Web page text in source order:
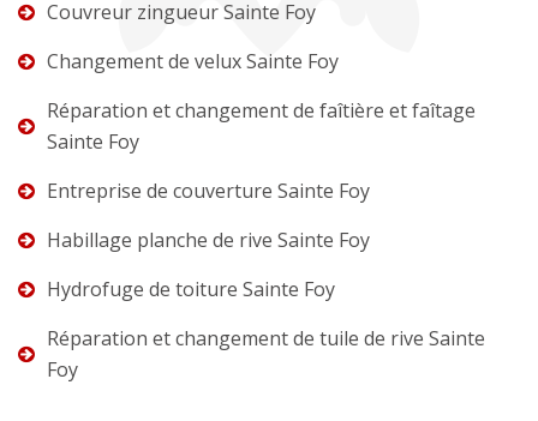
Couvreur zingueur Sainte Foy
Changement de velux Sainte Foy
Réparation et changement de faîtière et faîtage
Sainte Foy
Entreprise de couverture Sainte Foy
Habillage planche de rive Sainte Foy
Hydrofuge de toiture Sainte Foy
Réparation et changement de tuile de rive Sainte
Foy